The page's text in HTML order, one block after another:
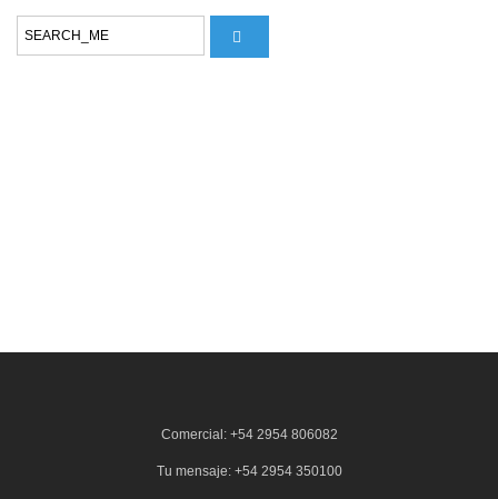
Comercial: +54 2954 806082
Tu mensaje: +54 2954 350100